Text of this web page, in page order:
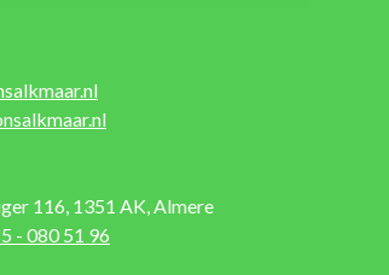
116, 1351 AK, Almere
- 080 51 96